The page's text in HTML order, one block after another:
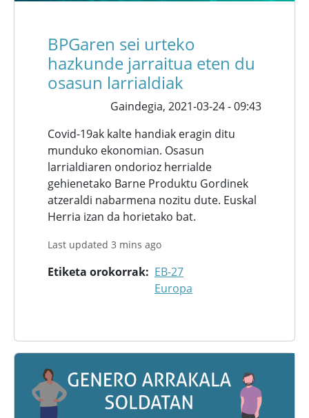
BPGaren sei urteko
hazkunde jarraitua eten du
osasun larrialdiak
Gaindegia, 2021-03-24 - 09:43
Covid-19ak kalte handiak eragin ditu
munduko ekonomian. Osasun
larrialdiaren ondorioz herrialde
gehienetako Barne Produktu Gordinek
atzeraldi nabarmena nozitu dute. Euskal
Herria izan da horietako bat.
Last updated 3 mins ago
Etiketa orokorrak
EB-27
Europa